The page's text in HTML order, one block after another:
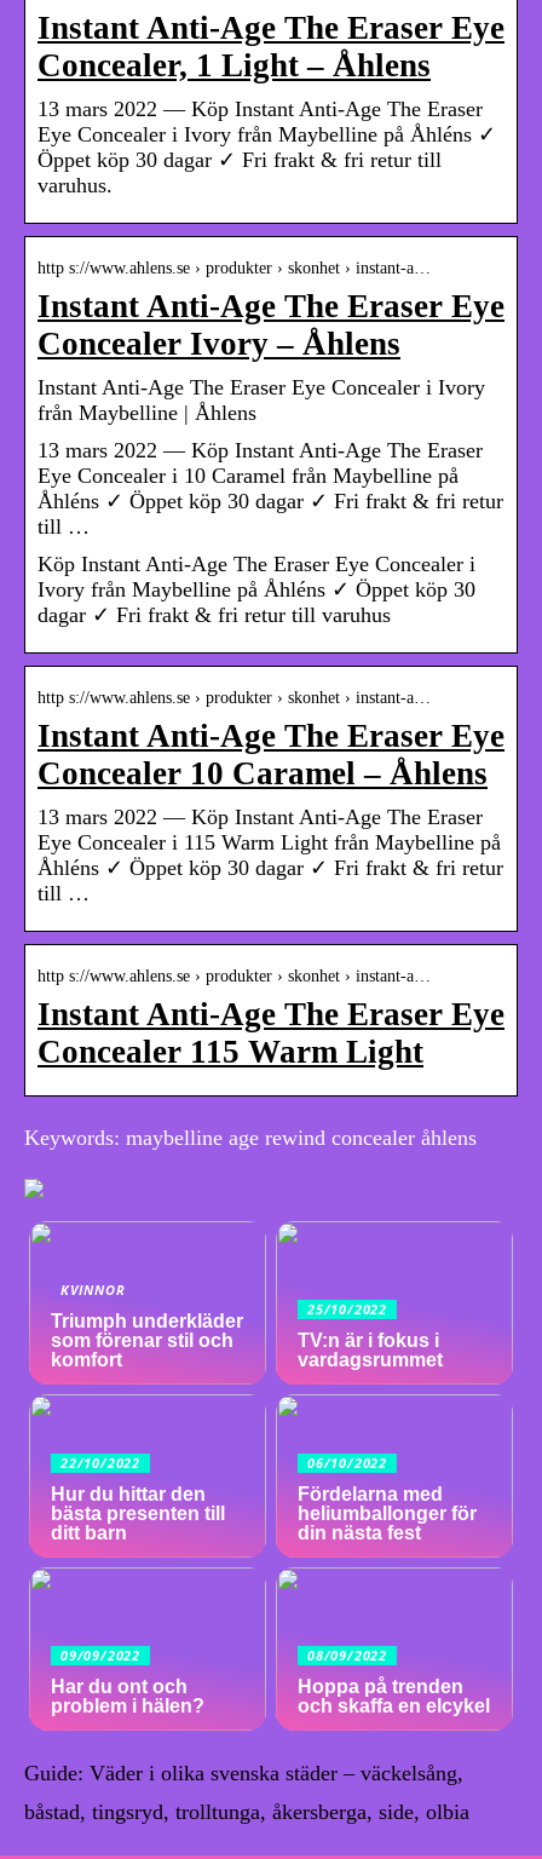
Instant Anti-Age The Eraser Eye
Concealer, 1 Light – Åhlens
13 mars 2022 — Köp Instant Anti-Age The Eraser
Eye Concealer i Ivory från Maybelline på Åhléns ✓
Öppet köp 30 dagar ✓ Fri frakt & fri retur till
varuhus.
http s://www.ahlens.se › produkter › skonhet › instant-a…
Instant Anti-Age The Eraser Eye
Concealer Ivory – Åhlens
Instant Anti-Age The Eraser Eye Concealer i Ivory
från Maybelline | Åhlens
13 mars 2022 — Köp Instant Anti-Age The Eraser
Eye Concealer i 10 Caramel från Maybelline på
Åhléns ✓ Öppet köp 30 dagar ✓ Fri frakt & fri retur
till …
Köp Instant Anti-Age The Eraser Eye Concealer i
Ivory från Maybelline på Åhléns ✓ Öppet köp 30
dagar ✓ Fri frakt & fri retur till varuhus
http s://www.ahlens.se › produkter › skonhet › instant-a…
Instant Anti-Age The Eraser Eye
Concealer 10 Caramel – Åhlens
13 mars 2022 — Köp Instant Anti-Age The Eraser
Eye Concealer i 115 Warm Light från Maybelline på
Åhléns ✓ Öppet köp 30 dagar ✓ Fri frakt & fri retur
till …
http s://www.ahlens.se › produkter › skonhet › instant-a…
Instant Anti-Age The Eraser Eye
Concealer 115 Warm Light
Keywords: maybelline age rewind concealer åhlens
KVINNOR
Triumph underkläder
som förenar stil och
komfort
25/10/2022
TV:n är i fokus i
vardagsrummet
22/10/2022
Hur du hittar den
bästa presenten till
ditt barn
06/10/2022
Fördelarna med
heliumballonger för
din nästa fest
09/09/2022
Har du ont och
problem i hälen?
08/09/2022
Hoppa på trenden
och skaffa en elcykel
Guide: Väder i olika svenska städer – väckelsång,
båstad, tingsryd, trolltunga, åkersberga, side, olbia